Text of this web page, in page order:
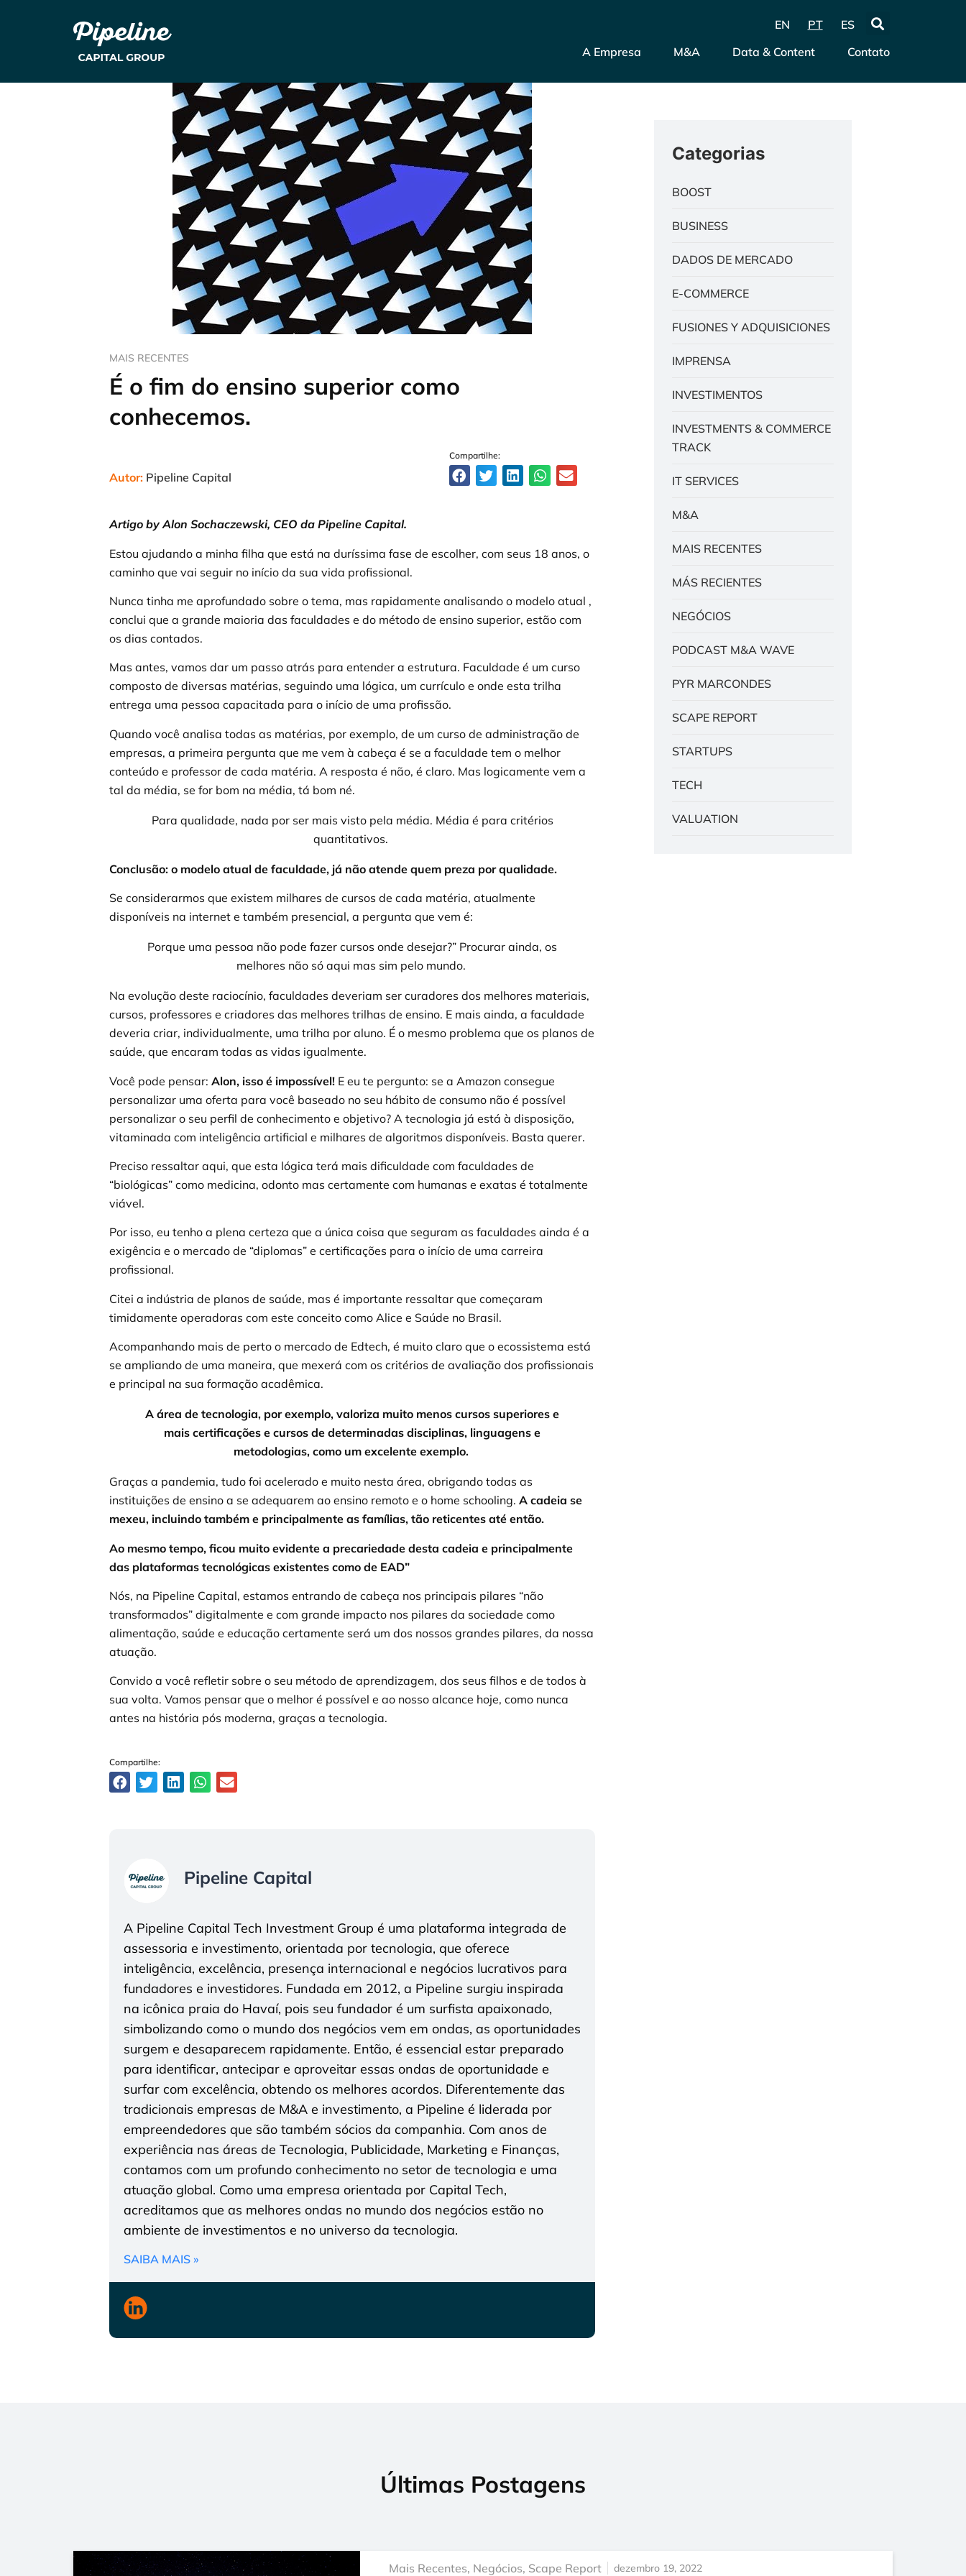
EN PT
ES
A Empresa
M&A Data & Content Contato
MAIS RECENTES
É o fim do ensino superior como
conhecemos.
Autor: Pipeline Capital
Compartilhe:
Artigo by Alon Sochaczewski, CEO da Pipeline Capital.
Estou ajudando a minha filha que está na duríssima fase de escolher, com seus 18 anos, o
caminho que vai seguir no início da sua vida profissional.
Nunca tinha me aprofundado sobre o tema, mas rapidamente analisando o modelo atual ,
conclui que a grande maioria das faculdades e do método de ensino superior, estão com
os dias contados.
Mas antes, vamos dar um passo atrás para entender a estrutura. Faculdade é um curso
composto de diversas matérias, seguindo uma lógica, um currículo e onde esta trilha
entrega uma pessoa capacitada para o início de uma profissão.
Quando você analisa todas as matérias, por exemplo, de um curso de administração de
empresas, a primeira pergunta que me vem à cabeça é se a faculdade tem o melhor
conteúdo e professor de cada matéria. A resposta é não, é claro. Mas logicamente vem a
tal da média, se for bom na média, tá bom né.
Para qualidade, nada por ser mais visto pela média. Média é para critérios
quantitativos.
Conclusão: o modelo atual de faculdade, já não atende quem preza por qualidade.
Se considerarmos que existem milhares de cursos de cada matéria, atualmente
disponíveis na internet e também presencial, a pergunta que vem é:
Porque uma pessoa não pode fazer cursos onde desejar?” Procurar ainda, os
melhores não só aqui mas sim pelo mundo.
Na evolução deste raciocínio, faculdades deveriam ser curadores dos melhores materiais,
cursos, professores e criadores das melhores trilhas de ensino. E mais ainda, a faculdade
deveria criar, individualmente, uma trilha por aluno. É o mesmo problema que os planos de
saúde, que encaram todas as vidas igualmente.
Você pode pensar: Alon, isso é impossível! E eu te pergunto: se a Amazon consegue
personalizar uma oferta para você baseado no seu hábito de consumo não é possível
personalizar o seu perfil de conhecimento e objetivo? A tecnologia já está à disposição,
vitaminada com inteligência artificial e milhares de algoritmos disponíveis. Basta querer.
Preciso ressaltar aqui, que esta lógica terá mais dificuldade com faculdades de
“biológicas” como medicina, odonto mas certamente com humanas e exatas é totalmente
viável.
Por isso, eu tenho a plena certeza que a única coisa que seguram as faculdades ainda é a
exigência e o mercado de “diplomas” e certificações para o início de uma carreira
profissional.
Citei a indústria de planos de saúde, mas é importante ressaltar que começaram
timidamente operadoras com este conceito como Alice e Saúde no Brasil.
Acompanhando mais de perto o mercado de Edtech, é muito claro que o ecossistema está
se ampliando de uma maneira, que mexerá com os critérios de avaliação dos profissionais
e principal na sua formação acadêmica.
A área de tecnologia, por exemplo, valoriza muito menos cursos superiores e
mais certificações e cursos de determinadas disciplinas, linguagens e
metodologias, como um excelente exemplo.
Graças a pandemia, tudo foi acelerado e muito nesta área, obrigando todas as
instituições de ensino a se adequarem ao ensino remoto e o home schooling. A cadeia se
mexeu, incluindo também e principalmente as famílias, tão reticentes até então.
Ao mesmo tempo, ficou muito evidente a precariedade desta cadeia e principalmente
das plataformas tecnológicas existentes como de EAD”
Nós, na Pipeline Capital, estamos entrando de cabeça nos principais pilares “não
transformados” digitalmente e com grande impacto nos pilares da sociedade como
alimentação, saúde e educação certamente será um dos nossos grandes pilares, da nossa
atuação.
Convido a você refletir sobre o seu método de aprendizagem, dos seus filhos e de todos à
sua volta. Vamos pensar que o melhor é possível e ao nosso alcance hoje, como nunca
antes na história pós moderna, graças a tecnologia.
Compartilhe:
Pipeline Capital
A Pipeline Capital Tech Investment Group é uma plataforma integrada de
assessoria e investimento, orientada por tecnologia, que oferece
inteligência, excelência, presença internacional e negócios lucrativos para
fundadores e investidores. Fundada em 2012, a Pipeline surgiu inspirada
na icônica praia do Havaí, pois seu fundador é um surfista apaixonado,
simbolizando como o mundo dos negócios vem em ondas, as oportunidades
surgem e desaparecem rapidamente. Então, é essencial estar preparado
para identificar, antecipar e aproveitar essas ondas de oportunidade e
surfar com excelência, obtendo os melhores acordos. Diferentemente das
tradicionais empresas de M&A e investimento, a Pipeline é liderada por
empreendedores que são também sócios da companhia. Com anos de
experiência nas áreas de Tecnologia, Publicidade, Marketing e Finanças,
contamos com um profundo conhecimento no setor de tecnologia e uma
atuação global. Como uma empresa orientada por Capital Tech,
acreditamos que as melhores ondas no mundo dos negócios estão no
ambiente de investimentos e no universo da tecnologia.
SAIBA MAIS »
Categorias
BOOST
BUSINESS
DADOS DE MERCADO
E-COMMERCE
FUSIONES Y ADQUISICIONES
IMPRENSA
INVESTIMENTOS
INVESTMENTS & COMMERCE
TRACK
IT SERVICES
M&A
MAIS RECENTES
MÁS RECIENTES
NEGÓCIOS
PODCAST M&A WAVE
PYR MARCONDES
SCAPE REPORT
STARTUPS
TECH
VALUATION
Últimas Postagens
Mais Recentes, Negócios, Scape Report dezembro 19, 2022